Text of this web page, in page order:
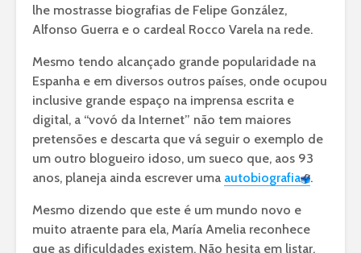
lhe mostrasse biografias de Felipe González,
Alfonso Guerra e o cardeal Rocco Varela na rede.
Mesmo tendo alcançado grande popularidade na
Espanha e em diversos outros países, onde ocupou
inclusive grande espaço na imprensa escrita e
digital, a “vovó da Internet” não tem maiores
pretensões e descarta que vá seguir o exemplo de
um outro blogueiro idoso, um sueco que, aos 93
anos, planeja ainda escrever uma autobiografia .
Mesmo dizendo que este é um mundo novo e
muito atraente para ela, María Amelia reconhece
que as dificuldades existem. Não hesita em listar,